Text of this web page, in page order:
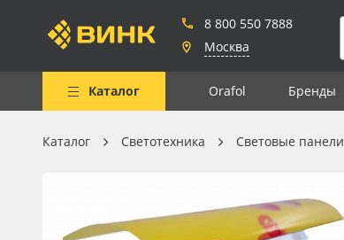
8 800 550 7888
Москва
Каталог Orafol Бренды
Весь каталог
Самоклеящиеся плёнки
Каталог Светотехника Световые панели